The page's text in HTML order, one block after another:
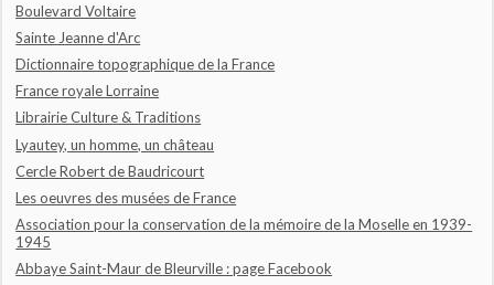
Boulevard Voltaire
Sainte Jeanne d'Arc
Dictionnaire topographique de la France
France royale Lorraine
Librairie Culture & Traditions
Lyautey, un homme, un château
Cercle Robert de Baudricourt
Les oeuvres des musées de France
Association pour la conservation de la mémoire de la Moselle en 1939-
1945
Abbaye Saint-Maur de Bleurville : page Facebook